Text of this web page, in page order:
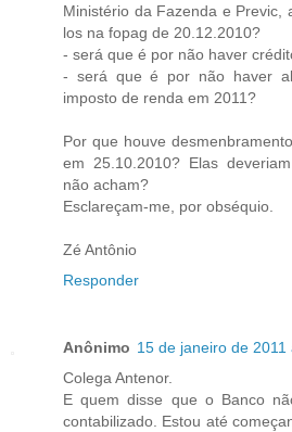
Ministério da Fazenda e Previc,
los na fopag de 20.12.2010?
- será que é por não haver
- será que é por não haver
imposto de renda em 2011?
Por que houve
em 25.10.2010? Elas
não acham?
Esclareçam-me, por obséquio.
Zé Antônio
Responder
Anônimo 15 de janeiro de 2011
Colega Antenor.
E quem disse que o Banco
contabilizado. Estou até